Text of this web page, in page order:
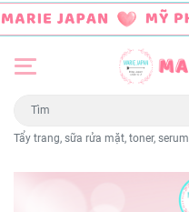
Tẩy trang, sữa rửa mặt, toner, serum